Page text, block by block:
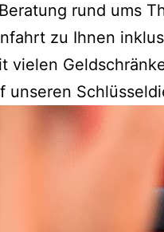
rund ums
zu Ihnen
vielen
unseren